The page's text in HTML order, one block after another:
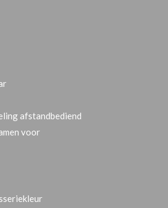
afstandbediend
voor